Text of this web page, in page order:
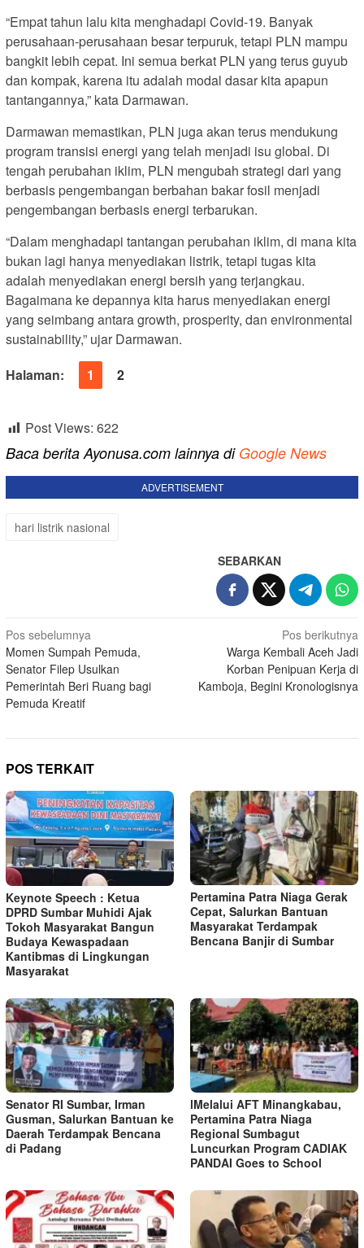
“Empat tahun lalu kita menghadapi Covid-19. Banyak
perusahaan-perusahaan besar terpuruk, tetapi PLN mampu
bangkit lebih cepat. Ini semua berkat PLN yang terus guyub
dan kompak, karena itu adalah modal dasar kita apapun
tantangannya,” kata Darmawan.
Darmawan memastikan, PLN juga akan terus mendukung
program transisi energi yang telah menjadi isu global. Di
tengah perubahan iklim, PLN mengubah strategi dari yang
berbasis pengembangan berbahan bakar fosil menjadi
pengembangan berbasis energi terbarukan.
“Dalam menghadapi tantangan perubahan iklim, di mana kita
bukan lagi hanya menyediakan listrik, tetapi tugas kita
adalah menyediakan energi bersih yang terjangkau.
Bagaimana ke depannya kita harus menyediakan energi
yang seimbang antara growth, prosperity, dan environmental
sustainability,” ujar Darmawan.
Halaman:
1 2
Post Views: 622
Baca berita Ayonusa.com lainnya di Google News
ADVERTISEMENT
hari listrik nasional
SEBARKAN
Navigasi
pos
Pos sebelumnya
Momen Sumpah Pemuda,
Senator Filep Usulkan
Pemerintah Beri Ruang bagi
Pemuda Kreatif
Pos berikutnya
Warga Kembali Aceh Jadi
Korban Penipuan Kerja di
Kamboja, Begini Kronologisnya
POS TERKAIT
Keynote Speech : Ketua
DPRD Sumbar Muhidi Ajak
Tokoh Masyarakat Bangun
Budaya Kewaspadaan
Kantibmas di Lingkungan
Masyarakat
Pertamina Patra Niaga Gerak
Cepat, Salurkan Bantuan
Masyarakat Terdampak
Bencana Banjir di Sumbar
Senator RI Sumbar, Irman
Gusman, Salurkan Bantuan ke
Daerah Terdampak Bencana
di Padang
lMelalui AFT Minangkabau,
Pertamina Patra Niaga
Regional Sumbagut
Luncurkan Program CADIAK
PANDAI Goes to School